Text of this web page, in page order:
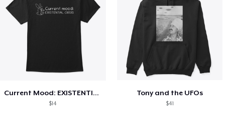
Current Mood: EXISTENTIAL CRISIS
$14
Tony and the UFOs
$41